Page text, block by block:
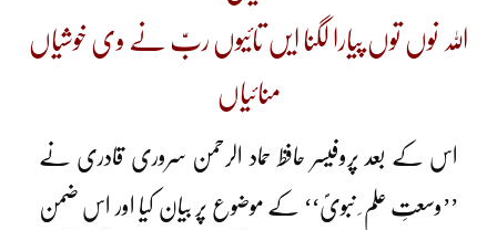
اللہ نوں توں پیارا لگنا ایں تائیوں ربّ نے وی خوشیاں
منائیاں
اس کے بعد پروفیسر حافظ حماد الرحمن سروری قادری نے
’’وسعتِ علم ِ نبویؐ‘‘ کے موضوع پر بیان کیا اور اس ضمن